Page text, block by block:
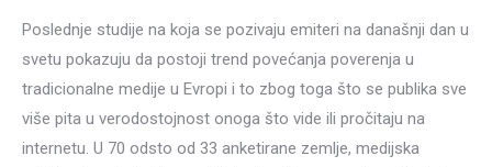
Poslednje studije na koja se pozivaju emiteri na današnji dan u
svetu pokazuju da postoji trend povećanja poverenja u
tradicionalne medije u Evropi i to zbog toga što se publika sve
više pita u verodostojnost onoga što vide ili pročitaju na
internetu. U 70 odsto od 33 anketirane zemlje, medijska